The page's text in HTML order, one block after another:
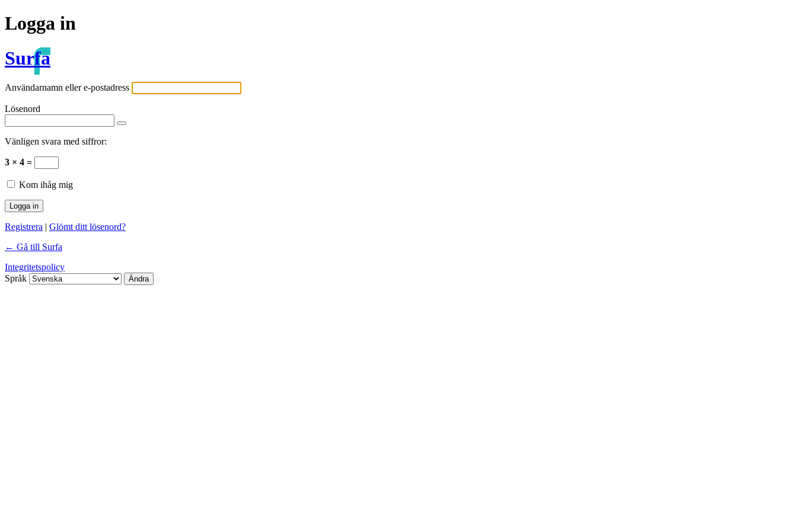
Logga in
Surfa
Användarnamn eller e-postadress
Lösenord
Vänligen svara med siffror:
3 × 4 =
Kom ihåg mig
Registrera | Glömt ditt lösenord?
← Gå till Surfa
Integritetspolicy
Språk